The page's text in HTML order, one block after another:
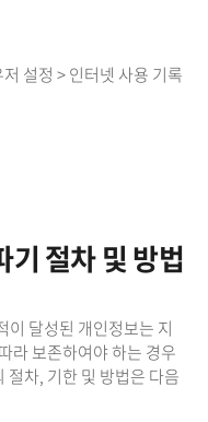
설정 > 인터넷 사용 기록
기 절차 및 방법
이 달성된 개인정보는 지
라 보존하여야 하는 경우
절차, 기한 및 방법은 다음